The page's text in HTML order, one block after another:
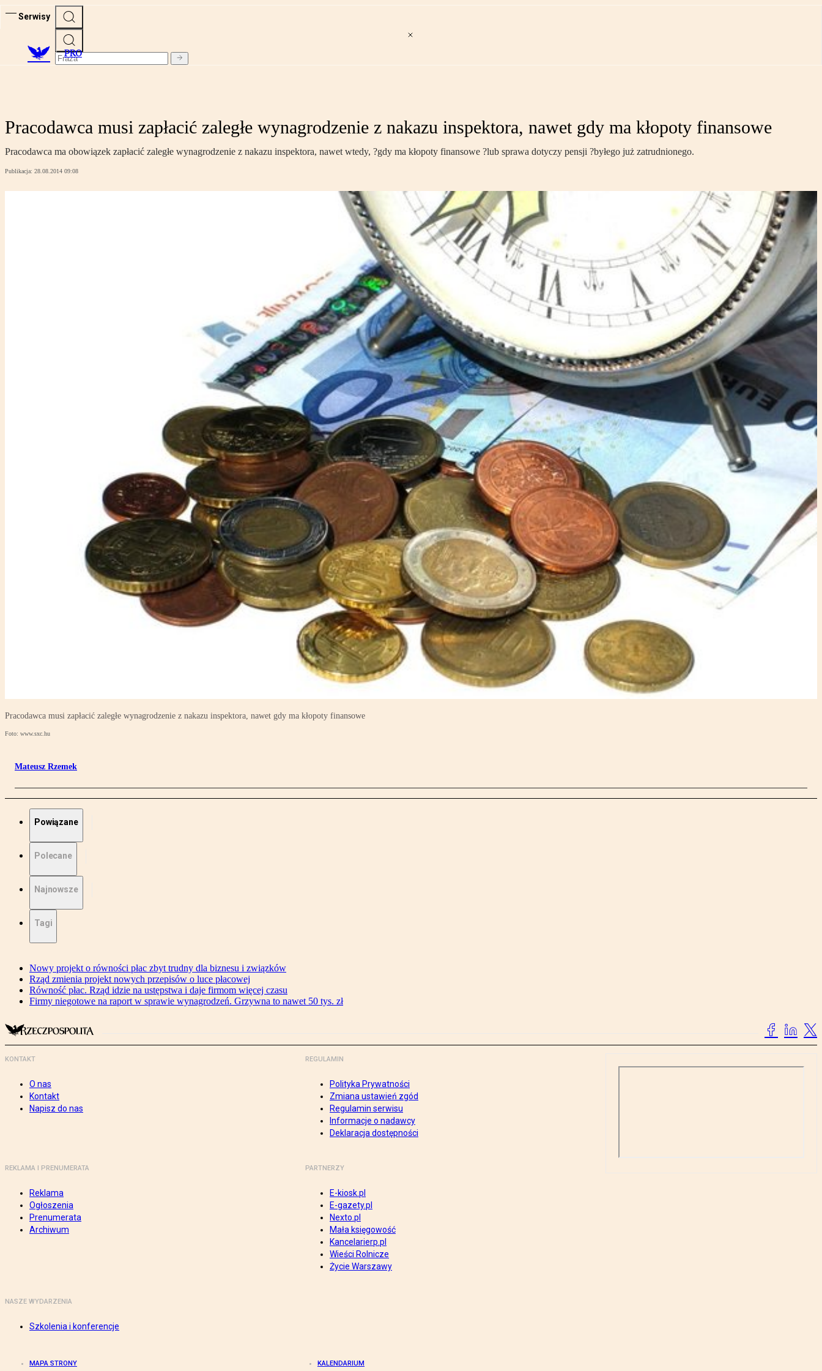
Serwisy
PRO
Pracodawca musi zapłacić zaległe wynagrodzenie z nakazu inspektora, nawet gdy ma kłopoty finansowe
Pracodawca ma obowiązek zapłacić zaległe wynagrodzenie z nakazu inspektora, nawet wtedy, ?gdy ma kłopoty finansowe ?lub sprawa dotyczy pensji ?byłego już zatrudnionego.
Publikacja: 28.08.2014 09:08
Pracodawca musi zapłacić zaległe wynagrodzenie z nakazu inspektora, nawet gdy ma kłopoty finansowe
Foto: www.sxc.hu
Mateusz Rzemek
Powiązane
Polecane
Najnowsze
Tagi
Nowy projekt o równości płac zbyt trudny dla biznesu i związków
Rząd zmienia projekt nowych przepisów o luce płacowej
Równość płac. Rząd idzie na ustępstwa i daje firmom więcej czasu
Firmy niegotowe na raport w sprawie wynagrodzeń. Grzywna to nawet 50 tys. zł
KONTAKT
O nas
Kontakt
Napisz do nas
REGULAMIN
Polityka Prywatności
Zmiana ustawień zgód
Regulamin serwisu
Informacje o nadawcy
Deklaracja dostępności
REKLAMA I PRENUMERATA
Reklama
Ogłoszenia
Prenumerata
Archiwum
PARTNERZY
E-kiosk.pl
E-gazety.pl
Nexto.pl
Mała księgowość
Kancelarierp.pl
Wieści Rolnicze
Życie Warszawy
NASZE WYDARZENIA
Szkolenia i konferencje
MAPA STRONY KALENDARIUM